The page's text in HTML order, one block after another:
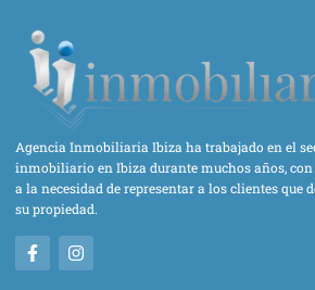
Agencia Inmobiliaria Ibiza ha trabajado en el
inmobiliario en Ibiza durante muchos años, con
a la necesidad de representar a los clientes que
su propiedad.